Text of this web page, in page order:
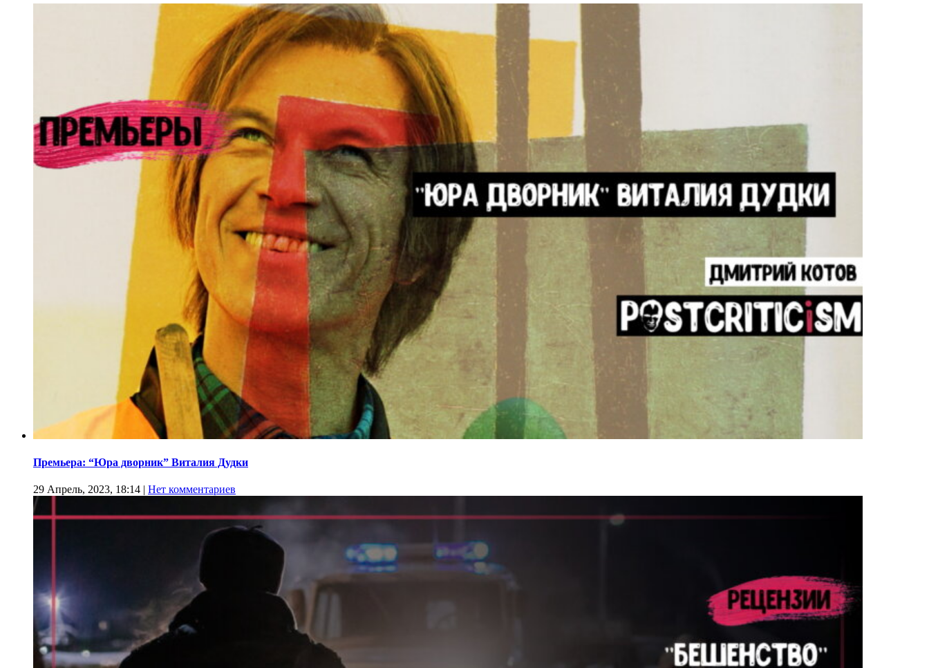
Премьера: “Юра дворник” Виталия Дудки
29 Апрель, 2023, 18:14 | Нет комментариев